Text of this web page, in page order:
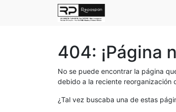
404: ¡Página
No se puede encontrar la página
debido a la reciente reorganización
¿Tal vez buscaba una de estas